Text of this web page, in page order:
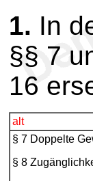
1. In
§§ 7
16
alt
§ 7 Doppelte
§ 8